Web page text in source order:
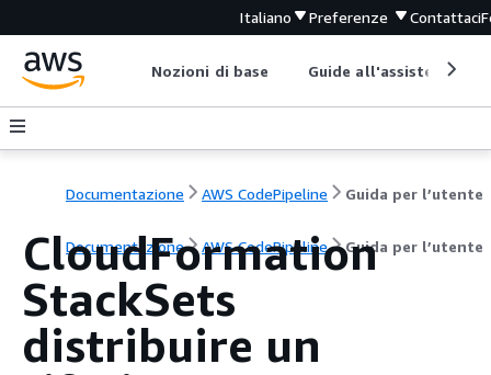
Italiano Preferenze Contattaci
Nozioni di base Guide all'assistenza
Documentazione AWS CodePipeline Guida per l’utente
Documentazione AWS CodePipeline Guida per l’utente
CloudFormation
StackSets
distribuire un